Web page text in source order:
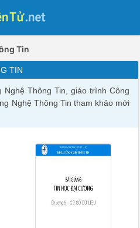
Tin
TIN
Thông Tin, giáo trình Công
Nghệ Thông Tin tham khảo mới